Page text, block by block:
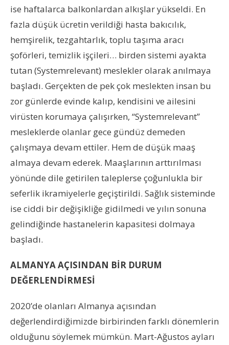
ise haftalarca balkonlardan alkışlar yükseldi. En
fazla düşük ücretin verildiği hasta bakıcılık,
hemşirelik, tezgahtarlık, toplu taşıma aracı
şoförleri, temizlik işçileri… birden sistemi ayakta
tutan (Systemrelevant) meslekler olarak anılmaya
başladı. Gerçekten de pek çok meslekten insan bu
zor günlerde evinde kalıp, kendisini ve ailesini
virüsten korumaya çalışırken, “Systemrelevant”
mesleklerde olanlar gece gündüz demeden
çalışmaya devam ettiler. Hem de düşük maaş
almaya devam ederek. Maaşlarının arttırılması
yönünde dile getirilen taleplerse çoğunlukla bir
seferlik ikramiyelerle geçiştirildi. Sağlık sisteminde
ise ciddi bir değişikliğe gidilmedi ve yılın sonuna
gelindiğinde hastanelerin kapasitesi dolmaya
başladı.
ALMANYA AÇISINDAN BİR DURUM
DEĞERLENDİRMESİ
2020’de olanları Almanya açısından
değerlendirdiğimizde birbirinden farklı dönemlerin
olduğunu söylemek mümkün. Mart-Ağustos ayları